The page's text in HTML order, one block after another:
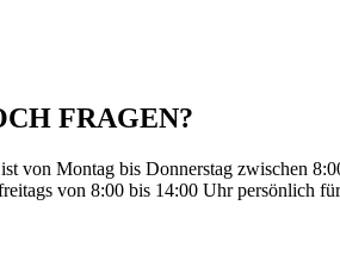
FRAGEN?
von Montag bis Donnerstag zwischen
von 8:00 bis 14:00 Uhr persönlich für